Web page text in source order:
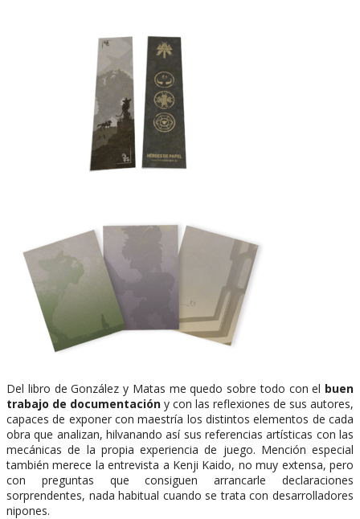
Del libro de González y Matas me quedo sobre todo con el buen
trabajo de documentación y con las reflexiones de sus autores,
capaces de exponer con maestría los distintos elementos de cada
obra que analizan, hilvanando así sus referencias artísticas con las
mecánicas de la propia experiencia de juego. Mención especial
también merece la entrevista a Kenji Kaido, no muy extensa, pero
con preguntas que consiguen arrancarle declaraciones
sorprendentes, nada habitual cuando se trata con desarrolladores
nipones.